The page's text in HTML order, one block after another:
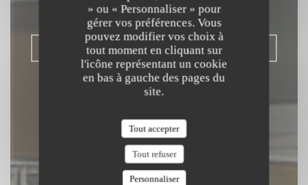
» ou « Personnaliser » pour
gérer vos préférences. Vous
pouvez modifier vos choix à
tout moment en cliquant sur
l'icône représentant un cookie
en bas à gauche des pages du
site.
Tout accepter
Tout refuser
Personnaliser
BISTRONOMIQUE|DUNKERQUE
RÉSERVER